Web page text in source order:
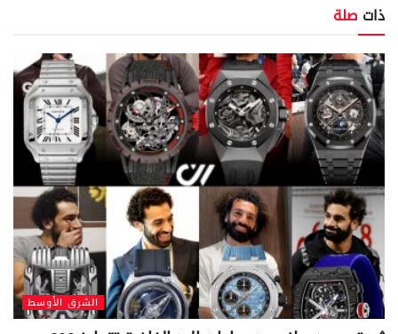
ذات صلة
الشرق الأوسط